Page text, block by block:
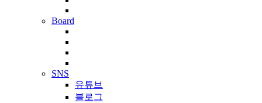
Board
SNS
유튜브
블로그